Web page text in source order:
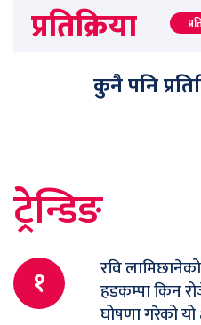
प्रतिक्रिया
कुनै पनि
ट्रेन्डिङ
१
रवि
हडकम्पा किन
घोषणा गरेको यो